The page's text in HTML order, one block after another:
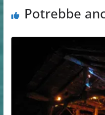
Potrebbe